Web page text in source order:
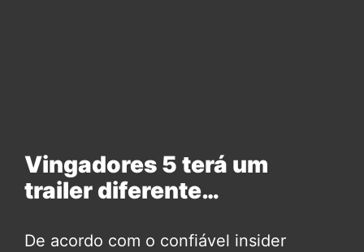
Vingadores 5 terá um
trailer diferente…
De acordo com o confiável insider